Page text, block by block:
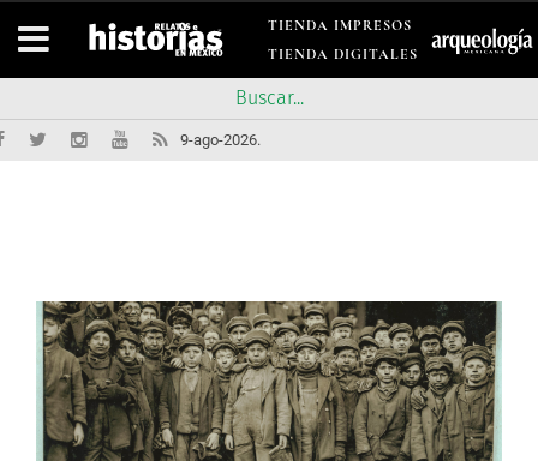
TIENDA IMPRESOS
TIENDA DIGITALES
9-ago-2026.